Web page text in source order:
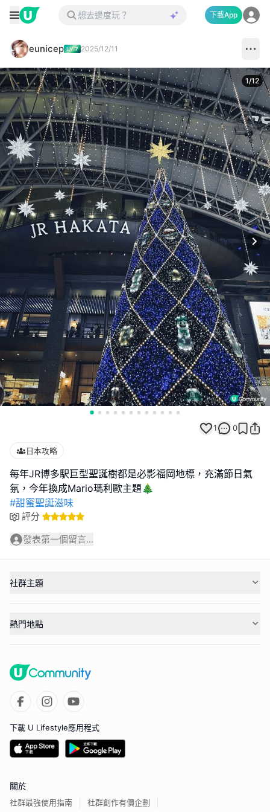
下載App
eunicep 2025/12/11
1/12
1 0
日本攻略
每年JR博多駅巨型聖誕樹都是必影福岡地標，充滿節日氣
#甜蜜聖誕滋味
評分
發表第一個留言...
社群主題
熱門地點
下載 U Lifestyle應用程式
關於
社群最強使用指南 社群創作有價企劃